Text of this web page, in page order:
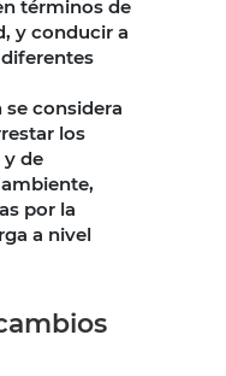
términos de
y conducir a
considera
los
de
por la
a nivel